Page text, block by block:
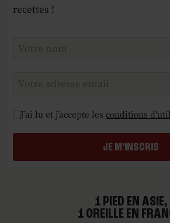
recettes !
Checkboxes*
J’ai lu et j’accepte les conditions
JE M’INSCRIS
1 PIED EN ASIE,
1 OREILLE EN